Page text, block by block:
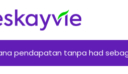
pendapatan tanpa had